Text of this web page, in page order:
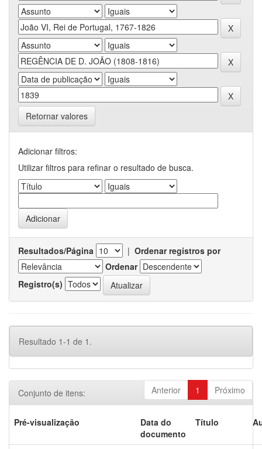
Retornar valores
Adicionar filtros:
Utilizar filtros para refinar o resultado de busca.
Resultados/Página | Ordenar registros por
Ordenar
Registro(s)
Resultado 1-1 de 1.
Anterior 1 Próximo
Conjunto de itens:
Pré-visualização
Data do
documento
Título